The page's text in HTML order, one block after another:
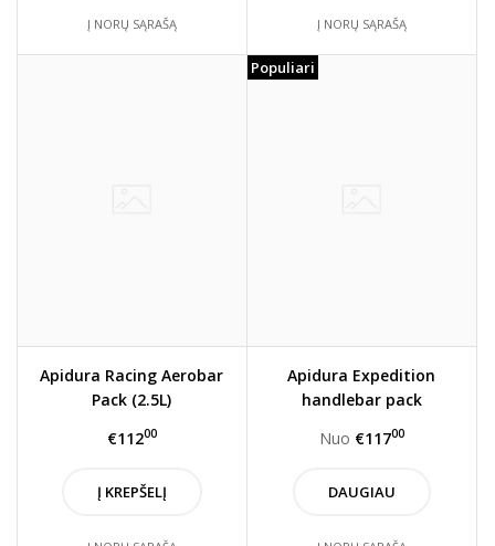
Į NORŲ SĄRAŠĄ Į NORŲ SĄRAŠĄ
Apidura Racing Aerobar
Pack (2.5L)
€11200
Į KREPŠELĮ
Populiari
Apidura Expedition
handlebar pack
Nuo €11700
DAUGIAU